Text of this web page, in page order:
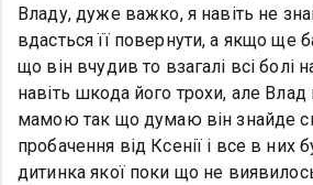
Владу, дуже важко, я навіть не
вдасться її повернути, а якщо ще
що він вчудив то взагалі всі болі
навіть шкода його трохи, але Влад
мамою так що думаю він знайде
пробачення від Ксенії і все в них
дитинка якої поки що не